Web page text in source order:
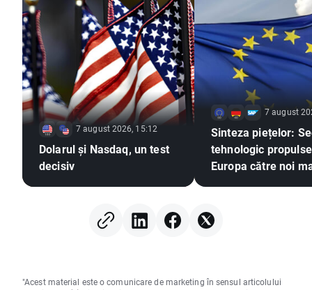
7 august 2026, 15:12
Dolarul și Nasdaq, un test
decisiv
7 august
Sinteza piețelor:
tehnologic
Europa către noi
stagnării dolarului
"Acest material este o comunicare de marketing în sensul articolului